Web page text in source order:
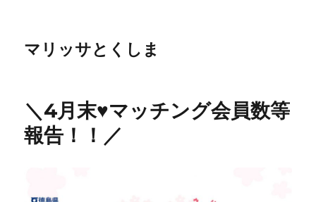
マリッサとくしま
＼4月末♥マッチング会員数等
報告！！／